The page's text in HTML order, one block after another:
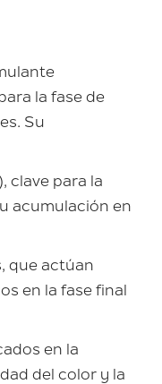
la fase de
Su
clave para la
acumulación en
que actúan
en la fase final
en la
del color y la